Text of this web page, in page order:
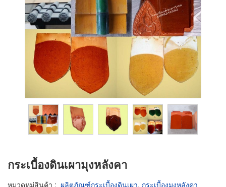
กระเบื้องดินเผามุงหลังคา
หมวดหมู่สินค้า : ผลิตภัณฑ์กระเบื้องดินเผา, กระเบื้องมุงหลังคา